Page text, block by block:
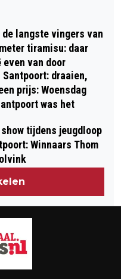
ORKA’ :
SUCCES, ‘FREE
DRAMA
1,9
EN OUDEREN
langste vingers van
tiramisu: daar
van door
draaien,
prijs: Woensdag
was het
tijdens jeugdloop
Winnaars Thom